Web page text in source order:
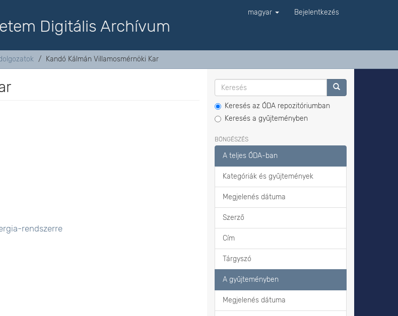
Digitális Archívum
magyar Bejelentkezés
Kandó Kálmán Villamosmérnöki Kar
rendszerre
Keresés az ÓDA repozitóriumban
Keresés a gyűjteményben
BÖNGÉSZÉS
A teljes ÓDA-ban
Kategóriák és gyűjtemények
Megjelenés dátuma
Szerző
Cím
Tárgyszó
A gyűjteményben
Megjelenés dátuma